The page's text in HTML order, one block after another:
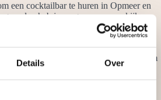
Details Over
een cocktailbar te huren in Opmeer en
dan heb je nergens meer omkijken
details en garanderen jou dat de
hoger niveau tillen. Van een klein
gebeurtenis als een beurs, waar wij
Vraag vrijblijvend een offerte aan om
en je ontvangt binnen 24 uur een